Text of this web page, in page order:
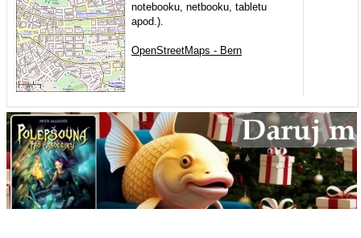
notebooku, netbooku, tabletu
apod.).
OpenStreetMaps - Bern